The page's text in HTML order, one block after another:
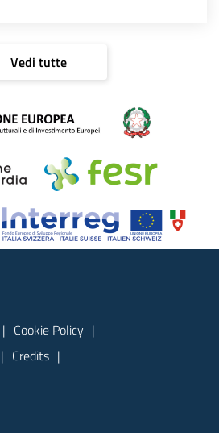
Vedi tutte
Cookie Policy
Credits